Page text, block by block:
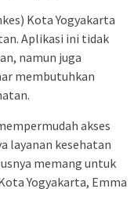
Kota Yogyakarta
Aplikasi ini tidak
namun juga
membutuhkan
akses
layanan kesehatan
memang untuk
Yogyakarta, Emma